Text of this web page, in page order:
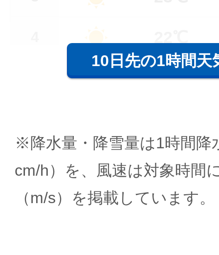
10日先の1時間天
※降水量・降雪量は1時間降
cm/h）を、風速は対象時間
（m/s）を掲載しています。